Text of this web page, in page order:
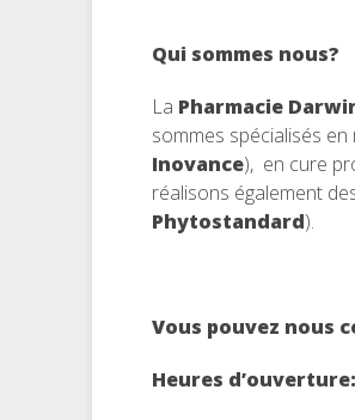
Qui sommes nous?
La Pharmacie
sommes spécialisés
Inovance), en cure
réalisons également
Phytostandard).
Vous pouvez nous
Heures d’ouverture: